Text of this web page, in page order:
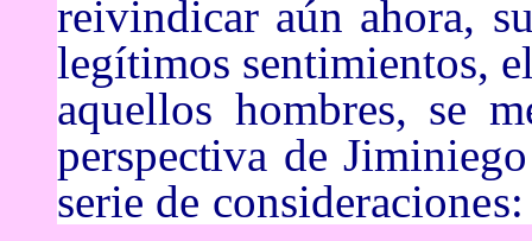
reivindicar aún ahora,
legítimos sentimientos,
aquellos hombres, se
perspectiva deJiminiego
serie de consideraciones: